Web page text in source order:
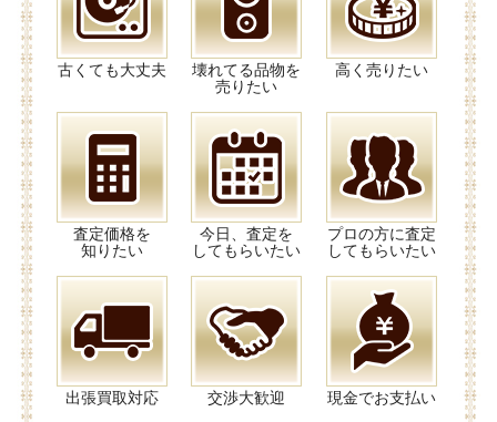
古くても大丈夫
壊れてる品物を
売りたい
高く売りたい
査定価格を
知りたい
今日、査定を
してもらいたい
プロの方に査定
してもらいたい
出張買取対応 交渉大歓迎 現金でお支払い